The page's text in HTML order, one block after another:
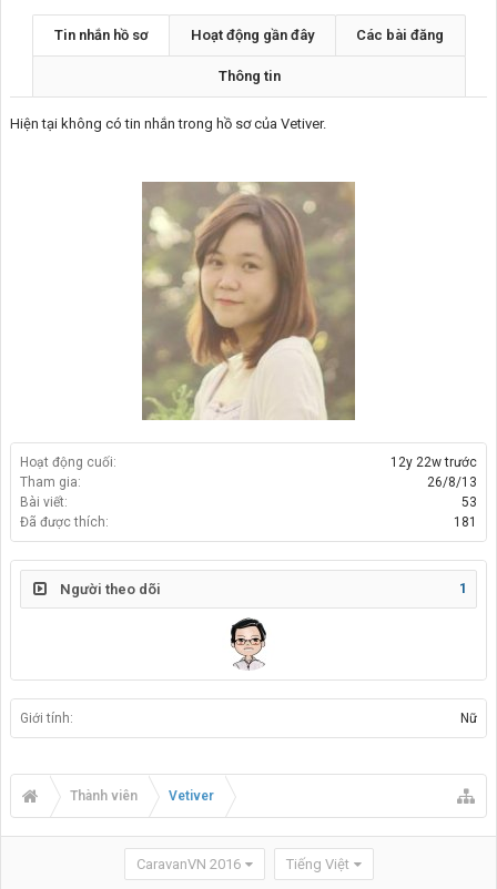
Hoạt động cuối:
12y 22w trước
Tham gia:
26/8/13
Bài viết:
53
Đã được thích:
181
Người theo dõi 1
Giới tính: Nữ
Tin nhắn hồ sơ Hoạt động gần đây Các bài đăng
Thông tin
Hiện tại không có tin nhắn trong hồ sơ của Vetiver.
Thành viên Vetiver
CaravanVN 2016 Tiếng Việt